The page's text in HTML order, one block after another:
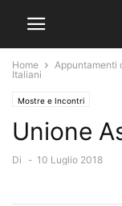
Home Appuntamenti
Italiani
Mostre e Incontri
Unione
Di - 10 Luglio 2018